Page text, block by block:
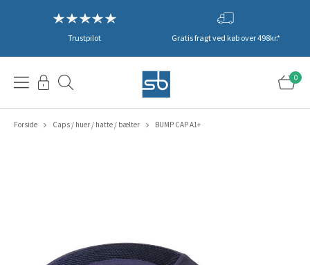
Trustpilot Gratis fragt ved køb over 498kr.*
0
Forside Caps / huer / hatte / bælter BUMP CAP A1+